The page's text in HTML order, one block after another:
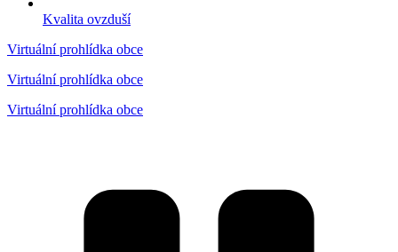
Kvalita ovzduší
Virtuální prohlídka obce
Virtuální prohlídka obce
Virtuální prohlídka obce